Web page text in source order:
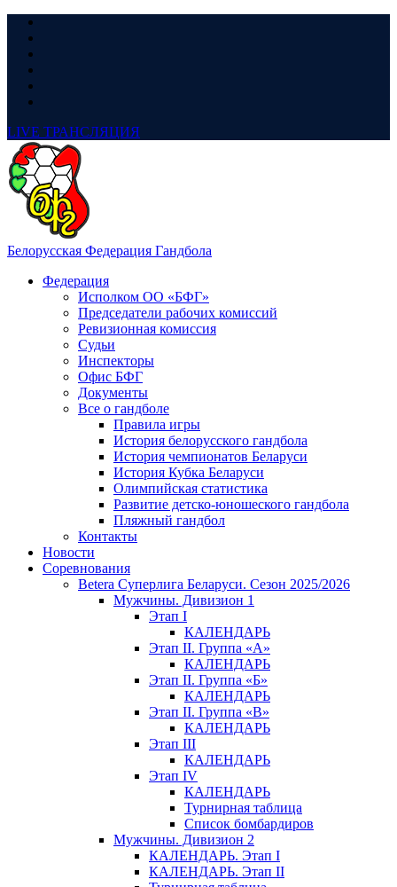
LIVE ТРАНСЛЯЦИЯ
Белорусская Федерация Гандбола
Федерация
Исполком ОО «БФГ»
Председатели рабочих комиссий
Ревизионная комиссия
Судьи
Инспекторы
Офис БФГ
Документы
Все о гандболе
Правила игры
История белорусского гандбола
История чемпионатов Беларуси
История Кубка Беларуси
Олимпийская статистика
Развитие детско-юношеского гандбола
Пляжный гандбол
Контакты
Новости
Соревнования
Betera Суперлига Беларуси. Сезон 2025/2026
Мужчины. Дивизион 1
Этап I
КАЛЕНДАРЬ
Этап II. Группа «А»
КАЛЕНДАРЬ
Этап II. Группа «Б»
КАЛЕНДАРЬ
Этап II. Группа «В»
КАЛЕНДАРЬ
Этап III
КАЛЕНДАРЬ
Этап IV
КАЛЕНДАРЬ
Турнирная таблица
Список бомбардиров
Мужчины. Дивизион 2
КАЛЕНДАРЬ. Этап I
КАЛЕНДАРЬ. Этап II